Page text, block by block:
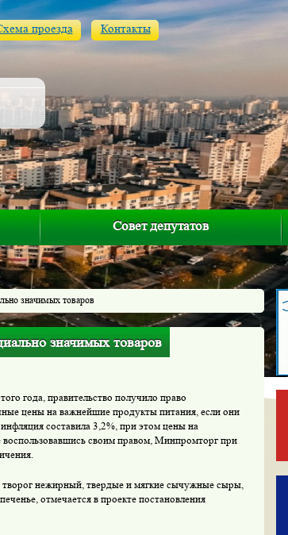
проезда Контакты
Совет депутатов
значимых товаров
значимых товаров
года, правительство получило право
цены на важнейшие продукты питания, если они
составила 3,2%, при этом цены на
своим правом, Минпромторг при
творог нежирный, твердые и мягкие сычужные сыры,
отмечается в проекте постановления